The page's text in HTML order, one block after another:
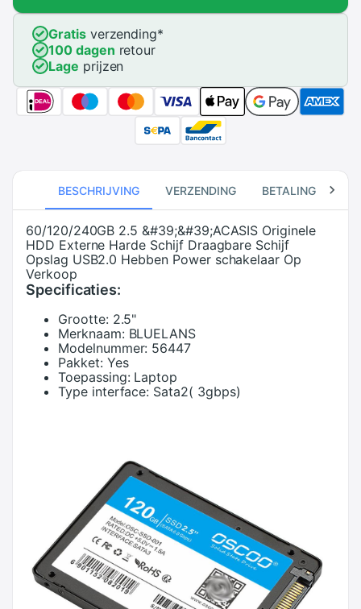
Gratisverzending*
100 dagen retour
Lage prijzen
BESCHRIJVING VERZENDING BETALING
60/120/240GB 2.5 &#39;&#39;ACASIS Originele
HDD Externe Harde Schijf Draagbare Schijf
Opslag USB2.0 Hebben Power schakelaar Op
Verkoop
Specificaties:
Grootte: 2.5"
Merknaam: BLUELANS
Modelnummer: 56447
Pakket: Yes
Toepassing: Laptop
Type interface: Sata2( 3gbps)